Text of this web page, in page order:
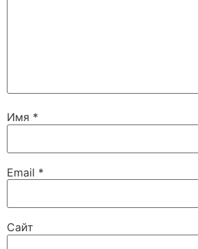
Имя *
Email *
Сайт